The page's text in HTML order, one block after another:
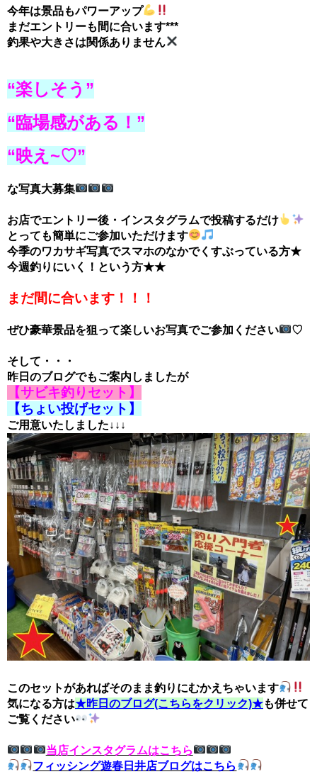
今年は景品もパワーアップ
まだエントリーも間に合います***
釣果や大きさは関係ありません
“楽しそう”
“臨場感がある！”
“映え~♡”
な写真大募集
お店でエントリー後・インスタグラムで投稿するだけ
とっても簡単にご参加いただけます
今季のワカサギ写真でスマホのなかでくすぶっている方★
今週釣りにいく！という方★★
まだ間に合います！！！
ぜひ豪華景品を狙って楽しいお写真でご参加ください ♡
そして・・・
昨日のブログでもご案内しましたが
【サビキ釣りセット】
【ちょい投げセット】
ご用意いたしました↓↓↓
このセットがあればそのまま釣りにむかえちゃいます
気になる方は★昨日のブログ(こちらをクリック)★も併せて
ご覧ください
当店インスタグラムはこちら
フィッシング遊春日井店ブログはこちら